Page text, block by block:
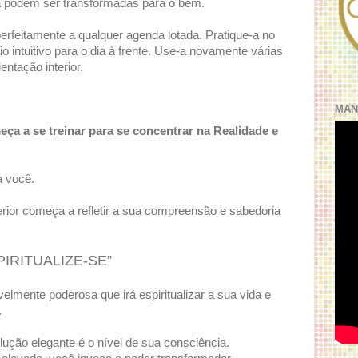
ser transformadas para o bem.
a qualquer agenda lotada. Pratique-a no
intuitivo para o dia à frente. Use-a novamente várias
interior.
a se treinar para se concentrar na Realidade e
você.
começa a refletir a sua compreensão e sabedoria
SE”
poderosa que irá espiritualizar a sua vida e
elegante é o nível de sua consciência.